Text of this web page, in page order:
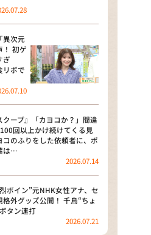
台所 ～きょうの献立 何
～
アンなり！シーズン２
です旅サラダ
ュースライブ 正義の
～夢のカタチ～
いらっしゃい！
一軒家
屋本館
異次元
！ 初ゲ
ぎ
リポで
クープ』「カヨコか？」間違
回以上かけ続けてくる見
のふりをした依頼者に、ポ
は…
2026.07.14
ボイン”元NHK女性アナ、セ
外グッズ公開！ 千鳥“ちょ
タン連打
2026.07.21